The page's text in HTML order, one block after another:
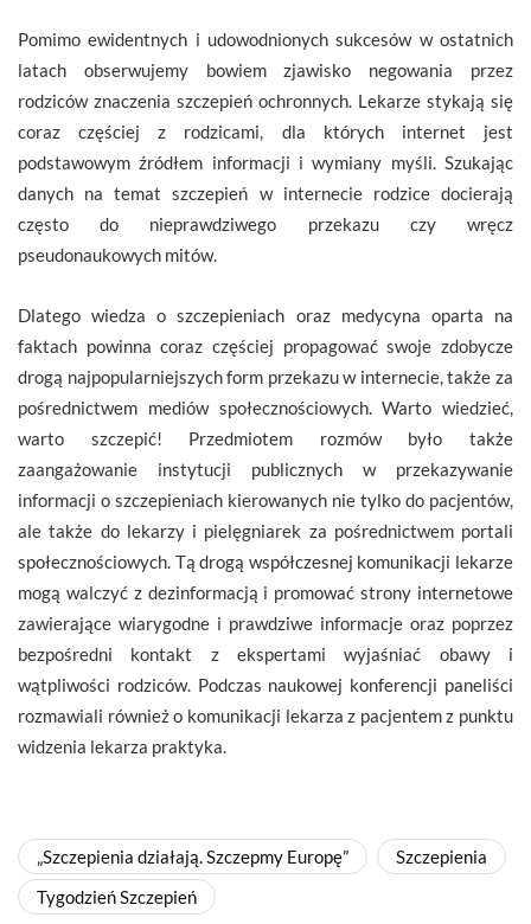
Pomimo ewidentnych i udowodnionych sukcesów w ostatnich
latach obserwujemy bowiem zjawisko negowania przez
rodziców znaczenia szczepień ochronnych. Lekarze stykają się
coraz częściej z rodzicami, dla których internet jest
podstawowym źródłem informacji i wymiany myśli. Szukając
danych na temat szczepień w internecie rodzice docierają
często do nieprawdziwego przekazu czy wręcz
pseudonaukowych mitów.
Dlatego wiedza o szczepieniach oraz medycyna oparta na
faktach powinna coraz częściej propagować swoje zdobycze
drogą najpopularniejszych form przekazu w internecie, także za
pośrednictwem mediów społecznościowych. Warto wiedzieć,
warto szczepić! Przedmiotem rozmów było także
zaangażowanie instytucji publicznych w przekazywanie
informacji o szczepieniach kierowanych nie tylko do pacjentów,
ale także do lekarzy i pielęgniarek za pośrednictwem portali
społecznościowych. Tą drogą współczesnej komunikacji lekarze
mogą walczyć z dezinformacją i promować strony internetowe
zawierające wiarygodne i prawdziwe informacje oraz poprzez
bezpośredni kontakt z ekspertami wyjaśniać obawy i
wątpliwości rodziców. Podczas naukowej konferencji paneliści
rozmawiali również o komunikacji lekarza z pacjentem z punktu
widzenia lekarza praktyka.
„Szczepienia działają. Szczepmy Europę”
Szczepienia
Tygodzień Szczepień